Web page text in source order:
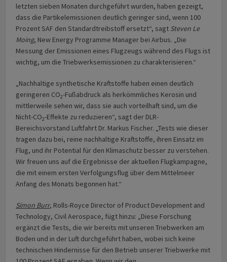
letzten sieben Monaten durchgeführt wurden, haben gezeigt,
dass die Partikelemissionen deutlich geringer sind, wenn 100
Prozent SAF den Standardtreibstoff ersetzt“, sagt Steven Le
Moing, New Energy Programme Manager bei Airbus. „Die
Messung der Emissionen eines Flugzeugs während des Flugs ist
wichtig, um die Triebwerksemissionen zu charakterisieren.“
„Nachhaltige synthetische Kraftstoffe haben einen deutlich
geringeren CO2-Fußabdruck als herkömmliches Kerosin und
mittlerweile sehen wir, dass sie auch vorteilhaft sind, um die
Nicht-CO2-Effekte zu reduzieren“, sagt der DLR-
Bereichsvorstand Luftfahrt Dr. Markus Fischer. „Tests wie dieser
tragen dazu bei, reine nachhaltige Kraftstoffe, ihren Einsatz im
Flug, und ihr Potential für den Klimaschutz besser zu verstehen.
Wir freuen uns auf die Ergebnisse der aktuellen Flugkampagne,
die mit einem ersten Verfolgungsflug über dem Mittelmeer
Anfang des Monats begonnen hat.“
Simon Burr, Rolls-Royce Director of Product Development and
Technology, Civil Aerospace, fügt hinzu: „Diese Forschung
ergänzt die Tests, die wir bereits mit unseren Triebwerken am
Boden und in der Luft durchgeführt haben, wobei sich keine
technischen Hindernisse für den Betrieb unserer Triebwerke mit